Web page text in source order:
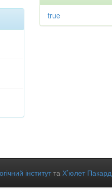
true
інститутта Х’юлет Пакард